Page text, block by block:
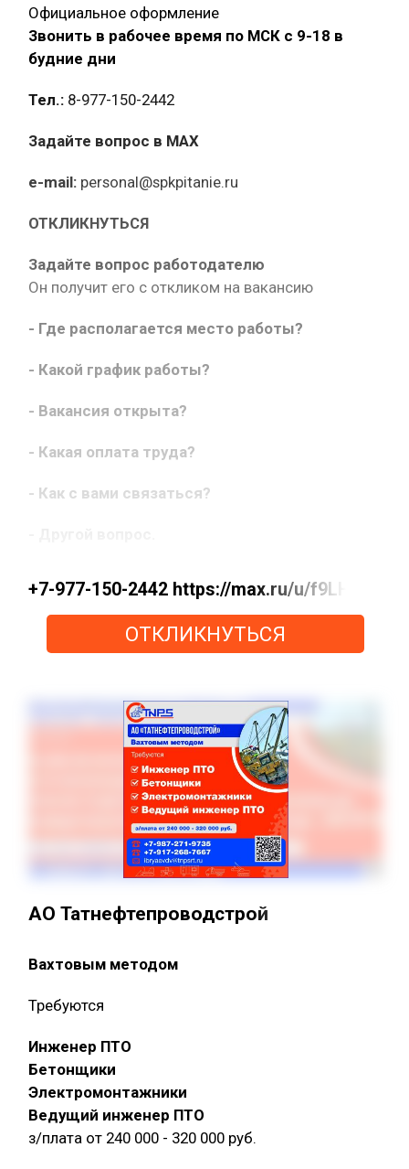
Официальное оформление
Звонить в рабочее время по МСК с 9-18 в
будние дни
Тел.: 8-977-150-2442
Задайте вопрос в MAX
e-mail: personal@spkpitanie.ru
ОТКЛИКНУТЬСЯ
Задайте вопрос работодателю
Он получит его с откликом на вакансию
- Где располагается место работы?
- Какой график работы?
- Вакансия открыта?
- Какая оплата труда?
- Как с вами связаться?
+7-977-150-2442 https://max.ru/u/
ОТКЛИКНУТЬСЯ
АО Татнефтепроводстрой
Вахтовым методом
Требуются
Инженер ПТО
Бетонщики
Электромонтажники
Ведущий инженер ПТО
з/плата от 240 000 - 320 000 руб.